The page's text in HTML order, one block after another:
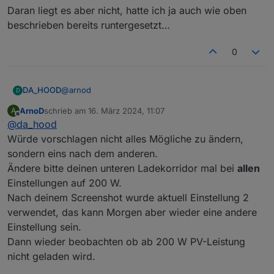
Er macht es leider heute wieder :/ Notstromreserve
Da kann noch nicht geladen werden, da du deinen
UnterenLadekorridor auf 500W eingestellt hast.
Daran liegt es aber nicht, hatte ich ja auch wie oben
beschrieben bereits runtergesetzt…
0
D DA_HOOD@arnod
Daran liegt es aber nicht, hatte ich ja auch wie oben
A
Offline
ArnoDschrieb am 16. März 2024, 11:07
zuletzt editiert von
@da_hood
Würde vorschlagen nicht alles Mögliche zu ändern,
sondern eins nach dem anderen.
Ändere bitte deinen unteren Ladekorridor mal bei allen
Einstellungen auf 200 W.
Nach deinem Screenshot wurde aktuell Einstellung 2
verwendet, das kann Morgen aber wieder eine andere
Einstellung sein.
Dann wieder beobachten ob ab 200 W PV-Leistung
nicht geladen wird.